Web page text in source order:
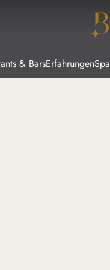
& BarsErfahrungenSpa